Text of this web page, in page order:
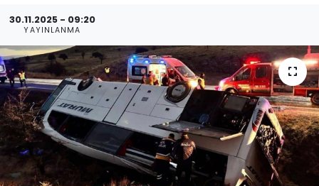
30.11.2025 - 09:20
YAYINLANMA